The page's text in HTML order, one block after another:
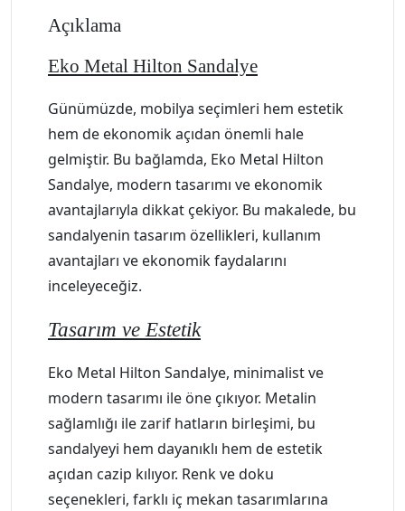
Açıklama
Eko Metal Hilton Sandalye
Günümüzde, mobilya seçimleri hem estetik
hem de ekonomik açıdan önemli hale
gelmiştir. Bu bağlamda, Eko Metal Hilton
Sandalye, modern tasarımı ve ekonomik
avantajlarıyla dikkat çekiyor. Bu makalede, bu
sandalyenin tasarım özellikleri, kullanım
avantajları ve ekonomik faydalarını
inceleyeceğiz.
Tasarım ve Estetik
Eko Metal Hilton Sandalye, minimalist ve
modern tasarımı ile öne çıkıyor. Metalin
sağlamlığı ile zarif hatların birleşimi, bu
sandalyeyi hem dayanıklı hem de estetik
açıdan cazip kılıyor. Renk ve doku
seçenekleri, farklı iç mekan tasarımlarına